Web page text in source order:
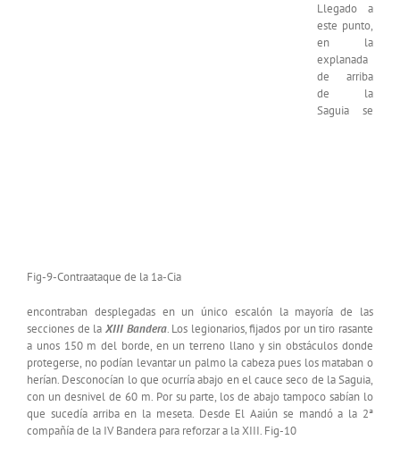
Fig-9-Contraataque de la 1a-Cia
Llegado a
este punto,
en la
explanada
de arriba
de la
Saguia se
encontraban desplegadas en un único escalón la mayoría de las
secciones de la XIII Bandera. Los legionarios, fijados por un tiro rasante
a unos 150 m del borde, en un terreno llano y sin obstáculos donde
protegerse, no podían levantar un palmo la cabeza pues los mataban o
herían. Desconocían lo que ocurría abajo en el cauce seco de la Saguia,
con un desnivel de 60 m. Por su parte, los de abajo tampoco sabían lo
que sucedía arriba en la meseta. Desde El Aaiún se mandó a la 2ª
compañía de la IV Bandera para reforzar a la XIII. Fig-10